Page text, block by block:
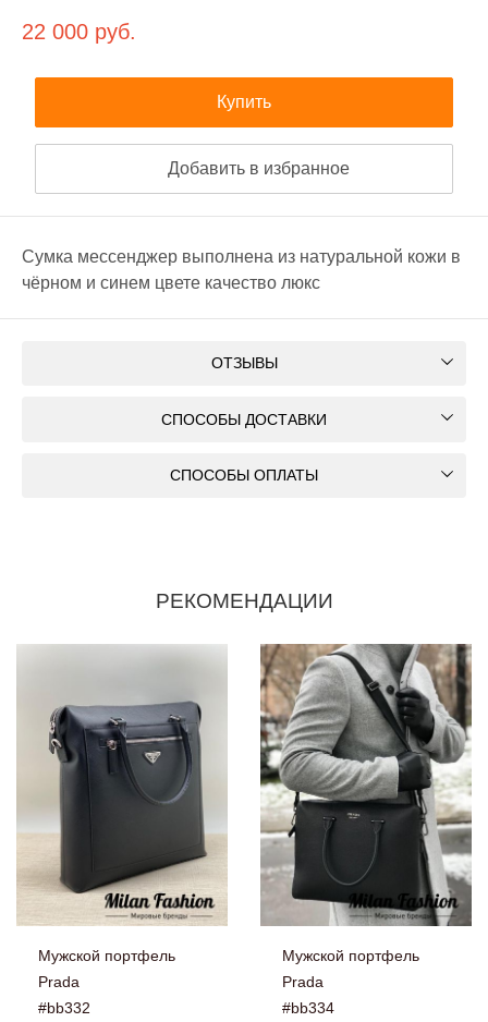
22 000 руб.
Купить
Добавить в избранное
Сумка мессенджер выполнена из натуральной кожи в
чёрном и синем цвете качество люкс
ОТЗЫВЫ
СПОСОБЫ ДОСТАВКИ
СПОСОБЫ ОПЛАТЫ
РЕКОМЕНДАЦИИ
Мужской портфель
Prada
#bb332
Мужской портфель
Prada
#bb334